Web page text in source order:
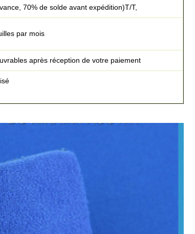
70% de solde avant expédition)T/T,
par mois
après réception de votre paiement